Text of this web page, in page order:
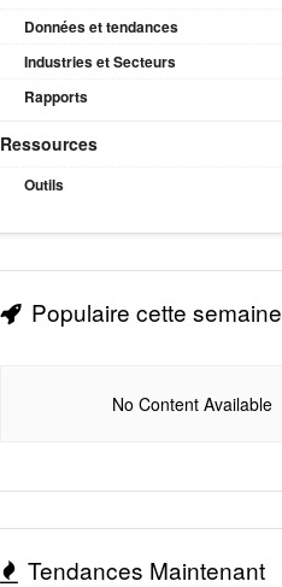
Données et tendances
Industries et Secteurs
Rapports
Ressources
Outils
Populaire cette semaine
No Content Available
Tendances Maintenant